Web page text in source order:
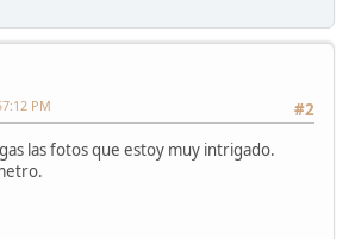
#2
PM
las fotos que estoy muy intrigado.